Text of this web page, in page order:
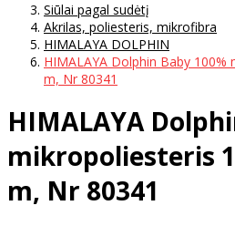
Siūlai pagal sudėtį
Akrilas, poliesteris, mikrofibra
HIMALAYA DOLPHIN
HIMALAYA Dolphin Baby
m, Nr 80341
HIMALAYA
mikropoliesteris
m, Nr 80341